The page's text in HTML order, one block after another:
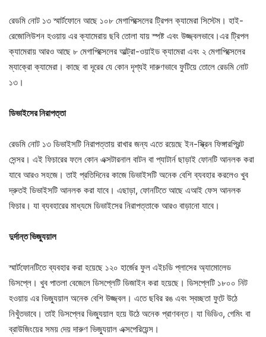
রেডমি নোট ১৩ স্মার্টফোনে আছে ১০৮ মেগাপিক্সেলের ট্রিপল ক্যামেরা সিস্টেম। হাই-
রেজোলিউশন হওয়ায় এর ক্যামেরায় ছবি তোলা যায় স্পষ্ট এবং উজ্জ্বলভাবে।এর ট্রিপল
ক্যামেরায় আরও আছে ৮ মেগাপিক্সেলের আল্ট্রা-ওয়াইড ক্যামেরা এবং ২ মেগাপিক্সেলের
ম্যাক্রো ক্যামেরা। কাছে বা দূরের যে কোন দৃশ্যই দারুণভাবে ফুটিয়ে তোলে রেডমি নোট
১৩।
ডিভাইসের নিরাপত্তা
রেডমি নোট ১৩ ডিভাইসটি নিরাপত্তায় রাখার জন্য এতে রয়েছে ইন-স্ক্রিন ফিঙ্গারপ্রিন্ট
সেন্সর। এই ফিচারের ফলে কোন এক্সটারনাল বাটন বা প্যাটার্ন ছাড়াই ফোনটি আনলক করা
যাবে আরও সহজে। তাই প্রতিদিনের কাজে ডিভাইসটি অনেক বেশি ব্যবহার করলেও খুব
দ্রুতই ডিভাইসটি আনলক করা যাবে। এছাড়া, ফোনটিতে আছে এআই ফেস আনলক
ফিচার। যা ব্যবহারের মাধ্যমে ডিভাইসের নিরাপত্তাকে আরও বাড়ানো যাবে।
দুর্দান্ত ভিজ্যুয়াল
স্মার্টফোনটিতে ব্যবহার করা হয়েছে ১২০ হার্জের ফুল এইচডি প্লাসের অ্যামোলেড
ডিসপ্লে। খুব পাতলা বেজেলে ডিসপ্লেটি ডিজাইন করা হয়েছে। ডিসপ্লেটি ১৮০০ নিট
হওয়ায় এর ভিজ্যুয়াল অনেক বেশি উজ্জ্বল। এতে ছবির রঙ এবং স্বচ্ছতা ফুটে উঠে
নিখুঁতভাবে। তাই ডিসপ্লের ভিজ্যুয়াল হয়ে উঠে অনেক প্রাণবন্ত। যা ভিডিও, গেমিং বা
ব্রাউজিংয়ের সময় দেয় দারুণ ভিজ্যুয়াল এক্সপেরিয়েন্স।